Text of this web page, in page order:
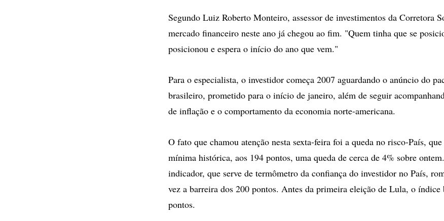
Segundo Luiz Roberto Monteiro, assessor de investimentos da Corretora
mercado financeiro neste ano já chegou ao fim. "Quem tinha que se
posicionou e espera o início do ano que vem."
Para o especialista, o investidor começa 2007 aguardando o anúncio do
brasileiro, prometido para o início de janeiro, além de seguir
de inflação e o comportamento da economia norte-americana.
O fato que chamou atenção nesta sexta-feira foi a queda no risco-País,
mínima histórica, aos 194 pontos, uma queda de cerca de 4% sobre
indicador, que serve de termômetro da confiança do investidor no País,
vez a barreira dos 200 pontos. Antes da primeira eleição de Lula, o
pontos.